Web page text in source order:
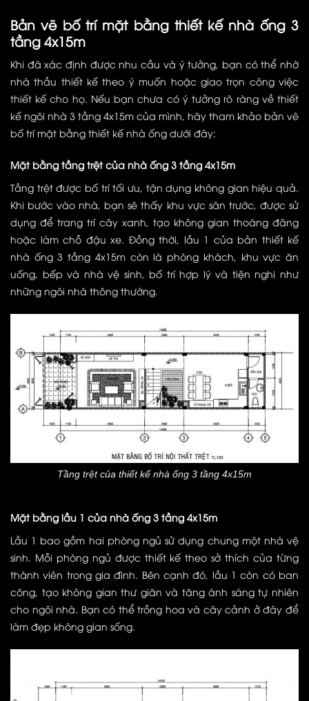
Bản vẽ bố trí mặt bằng thiết kế nhà ống 3
tầng 4x15m
Khi đã xác định được nhu cầu và ý tưởng, bạn có thể nhờ
nhà thầu thiết kế theo ý muốn hoặc giao trọn công việc
thiết kế cho họ. Nếu bạn chưa có ý tưởng rõ ràng về thiết
kế ngôi nhà 3 tầng 4x15m của mình, hãy tham khảo bản vẽ
bố trí mặt bằng thiết kế nhà ống dưới đây:
Mặt bằng tầng trệt của nhà ống 3 tầng 4x15m
Tầng trệt được bố trí tối ưu, tận dụng không gian hiệu quả.
Khi bước vào nhà, bạn sẽ thấy khu vực sân trước, được sử
dụng để trang trí cây xanh, tạo không gian thoáng đãng
hoặc làm chỗ đậu xe. Đồng thời, lầu 1 của bản thiết kế
nhà ống 3 tầng 4x15m còn là phòng khách, khu vực ăn
uống, bếp và nhà vệ sinh, bố trí hợp lý và tiện nghi như
những ngôi nhà thông thường.
Tầng trệt của thiết kế nhà ống 3 tầng 4x15m
Mặt bằng lầu 1 của nhà ống 3 tầng 4x15m
Lầu 1 bao gồm hai phòng ngủ sử dụng chung một nhà vệ
sinh. Mỗi phòng ngủ được thiết kế theo sở thích của từng
thành viên trong gia đình. Bên cạnh đó, lầu 1 còn có ban
công, tạo không gian thư giãn và tăng ánh sáng tự nhiên
cho ngôi nhà. Bạn có thể trồng hoa và cây cảnh ở đây để
làm đẹp không gian sống.